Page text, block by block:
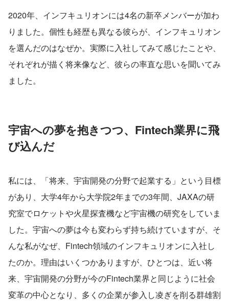
2020年、インフキュリオンには4名の新卒メンバーが加わ
りました。個性も経歴も異なる彼らが、インフキュリオン
を選んだのはなぜか。実際に入社してみて感じたことや、
それぞれが描く将来像など、彼らの率直な思いを聞いてみ
ました。
宇宙への夢を抱きつつ、Fintech業界に飛
び込んだ
私には、「将来、宇宙開発の分野で起業する」という目標
があり、大学4年から大学院2年までの3年間、JAXAの研
究室でロケットや火星探査機など宇宙機の研究をしていま
した。宇宙への夢は今も変わらず持ち続けていますが、そ
んな私がなぜ、Fintech領域のインフキュリオンに入社し
たのか。理由はいくつかありますが、ひとつは、近い将
来、宇宙開発の分野が今のFintech業界と同じように社会
変革の中心となり、多くの企業が参入し凌ぎを削る群雄割